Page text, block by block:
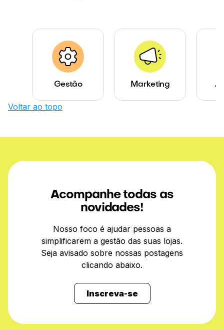
Gestão Marketing
Voltar ao topo
Acompanhe todas as
novidades!
Nosso foco é ajudar pessoas a
simplificarem a gestão das suas lojas.
Seja avisado sobre nossas postagens
clicando abaixo.
Inscreva-se